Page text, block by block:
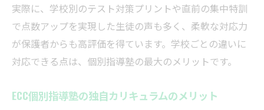
実際に、学校別のテスト対策プリントや直前の集中特訓
で点数アップを実現した生徒の声も多く、柔軟な対応力
が保護者からも高評価を得ています。学校ごとの違いに
対応できる点は、個別指導塾の最大のメリットです。
ECC個別指導塾の独自カリキュラムのメリット